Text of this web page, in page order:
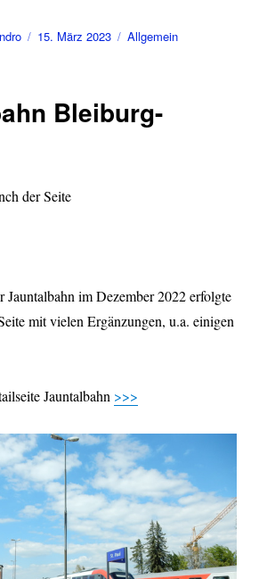
Veröffentlicht
15. März 2023 Kategorien
Allgemein
Bleiburg-
der Seite
Jauntalbahn im Dezember 2022 erfolgte
mit vielen Ergänzungen, u.a. einigen
Jauntalbahn >>>